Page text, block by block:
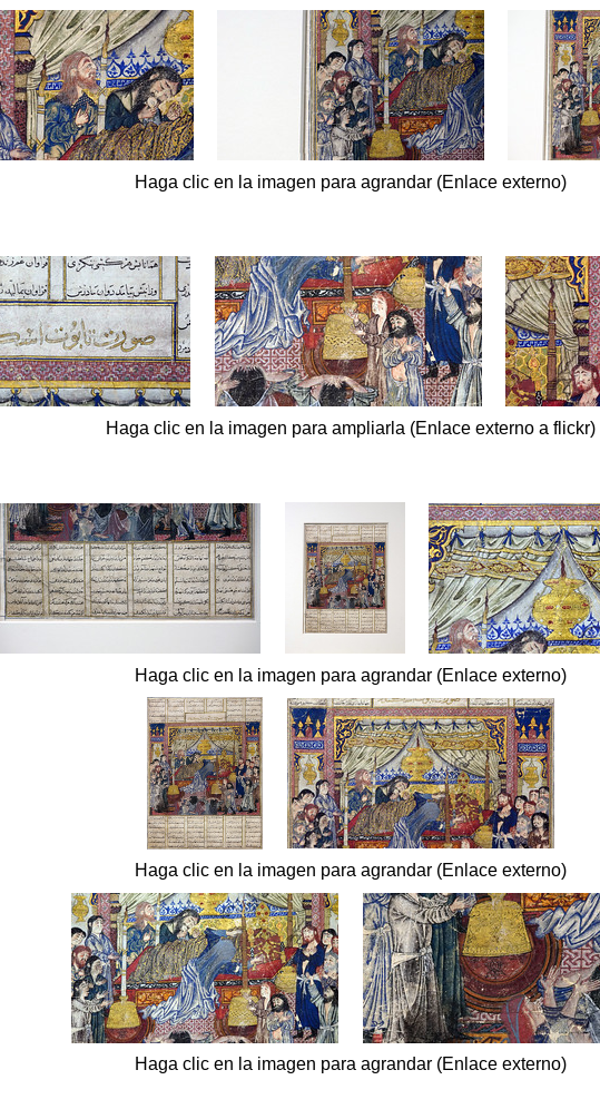
Haga clic en la imagen para agrandar (Enlace externo)
Haga clic en la imagen para ampliarla (Enlace externo a flickr)
Haga clic en la imagen para agrandar (Enlace externo)
Haga clic en la imagen para agrandar (Enlace externo)
Haga clic en la imagen para agrandar (Enlace externo)